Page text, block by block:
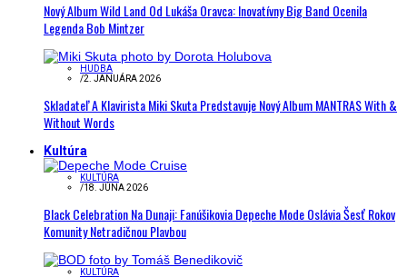
Nový Album Wild Land Od Lukáša Oravca: Inovatívny Big Band Ocenila
Legenda Bob Mintzer
HUDBA
/2. JANUÁRA 2026
Skladateľ A Klavirista Miki Skuta Predstavuje Nový Album MANTRAS With &
Without Words
Kultúra
KULTÚRA
/18. JÚNA 2026
Black Celebration Na Dunaji: Fanúšikovia Depeche Mode Oslávia Šesť Rokov
Komunity Netradičnou Plavbou
KULTÚRA